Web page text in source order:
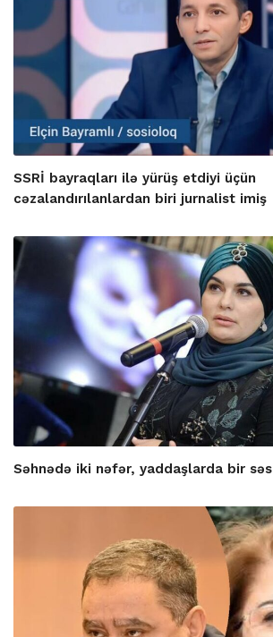
SSRİ bayraqları ilə yürüş etdiyi üçün
cəzalandırılanlardan biri jurnalist imiş
Səhnədə iki nəfər, yaddaşlarda bir səs